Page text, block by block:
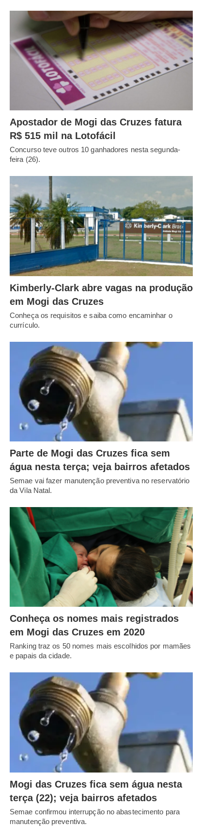
Apostador de Mogi das Cruzes fatura
R$ 515 mil na Lotofácil
Concurso teve outros 10 ganhadores nesta segunda-
feira (26).
Kimberly-Clark abre vagas na produção
em Mogi das Cruzes
Conheça os requisitos e saiba como encaminhar o
currículo.
Parte de Mogi das Cruzes fica sem
água nesta terça; veja bairros afetados
Semae vai fazer manutenção preventiva no reservatório
da Vila Natal.
Conheça os nomes mais registrados
em Mogi das Cruzes em 2020
Ranking traz os 50 nomes mais escolhidos por mamães
e papais da cidade.
Mogi das Cruzes fica sem água nesta
terça (22); veja bairros afetados
Semae confirmou interrupção no abastecimento para
manutenção preventiva.